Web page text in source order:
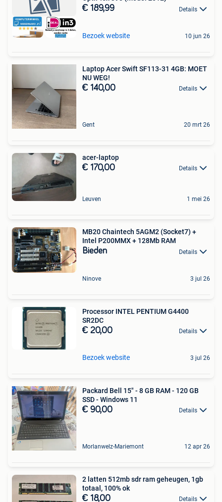
€ 189,99 Details
Bezoek website 10 jun 26
Laptop Acer Swift SF113-31 4GB: MOET
NU WEG!
€ 140,00 Details
Gent 20 mrt 26
acer-laptop
€ 170,00 Details
Leuven 1 mei 26
MB20 Chaintech 5AGM2 (Socket7) +
Intel P200MMX + 128Mb RAM
Bieden Details
Ninove 3 jul 26
Processor INTEL PENTIUM G4400
SR2DC
€ 20,00 Details
Bezoek website 3 jul 26
Packard Bell 15" - 8 GB RAM - 120 GB
SSD - Windows 11
€ 90,00 Details
Morlanwelz-Mariemont 12 apr 26
2 latten 512mb sdr ram geheugen, 1gb
totaal, 100% ok
€ 18,00 Details